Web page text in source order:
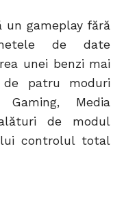
un gameplay fără
de date
unei benzi mai
de patru moduri
Gaming, Media
de modul
controlul total